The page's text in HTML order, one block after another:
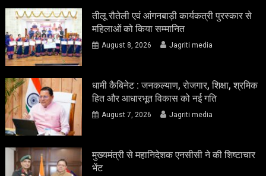
तीलू रौतेली एवं आंगनबाड़ी कार्यकत्री पुरस्कार से
महिलाओं को किया सम्मानित
August 8, 2026 Jagriti media
धामी कैबिनेट : जनकल्याण, रोजगार, शिक्षा, श्रमिक
हित और आधारभूत विकास को नई गति
August 7, 2026 Jagriti media
मुख्यमंत्री से महानिदेशक एनसीसी ने की शिष्टाचार
भेंट